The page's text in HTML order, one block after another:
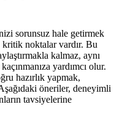
sorunsuz hale getirmek
noktalar vardır. Bu
kalmaz, aynı
yardımcı olur.
hazırlık yapmak,
öneriler, deneyimli
tavsiyelerine